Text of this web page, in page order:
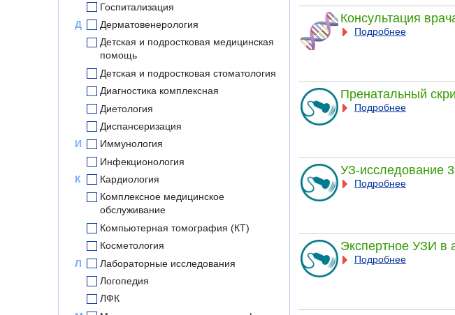
Госпитализация
Д
Дерматовенерология
Детская и подростковая медицинская
помощь
Детская и подростковая стоматология
Диагностика комплексная
Диетология
Диспансеризация
И
Иммунология
Инфекционология
К
Кардиология
Комплексное медицинское
обслуживание
Компьютерная томография (КТ)
Косметология
Л
Лабораторные исследования
Логопедия
ЛФК
Консультация
Подробнее
Пренатальный
Подробнее
УЗ-исследование
Подробнее
Экспертное УЗИ в
Подробнее